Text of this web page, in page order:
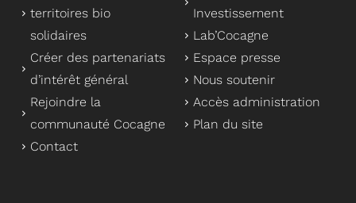
territoires bio
solidaires
Créer des partenariats
d’intérêt général
Rejoindre la
communauté Cocagne
Contact
Investissement
Lab’Cocagne
Espace presse
Nous soutenir
Accès administration
Plan du site